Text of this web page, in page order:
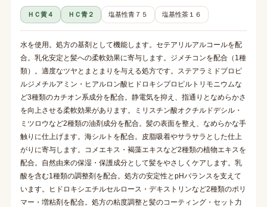
ＨＣ黄４ ＨＣ青２ 塩基性青７５ 塩基性茶１６
水を使用。処方の基剤として機能します。セテアリルアルコールを配
合。乳化安定と髪への柔軟効果に寄与します。ジメチコンを配合（1種
類）。適度なツヤとまとまりを与える処方です。ステアラミドプロピ
ルジメチルアミン・ヒアルロン酸ヒドロキシプロピルトリモニウムな
ど3種類のカチオン系成分を配合。静電気を抑え、指通りとなめらかさ
を向上させる柔軟効果があります。ミリスチン酸オクチルドデシル・
ミツロウなど2種類の油剤成分を配合。髪の表面を整え、なめらかな手
触りに仕上げます。海シルトを配合。皮脂吸着やサラサラとした仕上
がりに寄与します。コメエキス・褐藻エキスなど2種類の植物エキスを
配合。自然由来の保湿・保護成分として髪をやさしくケアします。乳
酸を含む1種類の調整剤を配合。処方の安定性とpHバランスを支えて
います。ヒドロキシエチルセルロース・デキストリンなど2種類のポリ
マー・増粘剤を配合。処方の粘度調整と髪のコーティング・セット力